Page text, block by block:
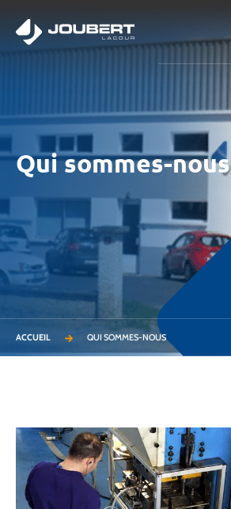
Qui sommes-nous
ACCUEIL QUI SOMMES-NOUS